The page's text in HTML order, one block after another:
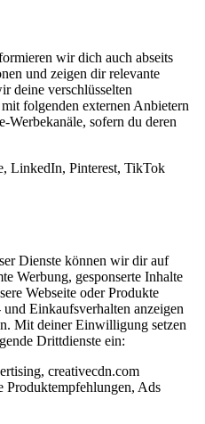
wir dich auch abseits
und zeigen dir relevante
deine verschlüsselten
folgenden externen Anbietern
Werbekanäle, sofern du deren
LinkedIn, Pinterest, TikTok
Dienste können wir dir auf
Werbung, gesponserte Inhalte
Webseite oder Produkte
Einkaufsverhalten anzeigen
Mit deiner Einwilligung setzen
Drittdienste ein:
creativecdn.com
Ads